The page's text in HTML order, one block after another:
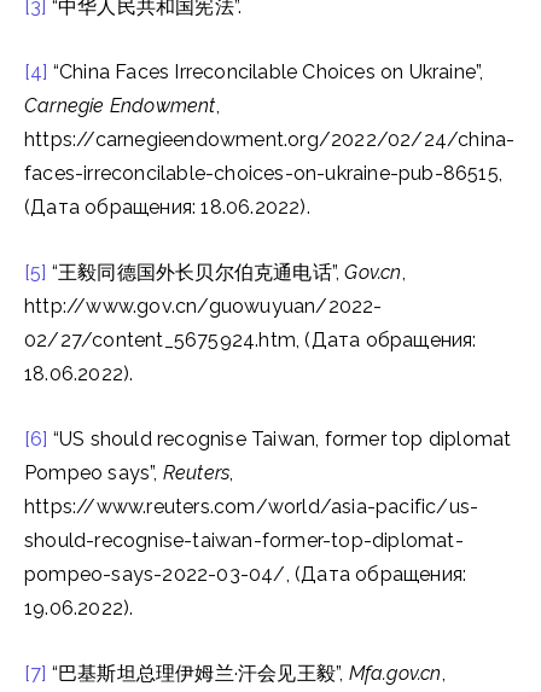
[3] “中华人民共和国宪法”.
[4] “China Faces Irreconcilable Choices on Ukraine”,
Carnegie Endowment,
https://carnegieendowment.org/2022/02/24/china-
faces-irreconcilable-choices-on-ukraine-pub-86515,
(Дата обращения: 18.06.2022).
[5] “王毅同德国外长贝尔伯克通电话”,Gov.cn,
http://www.gov.cn/guowuyuan/2022-
02/27/content_5675924.htm, (Дата обращения:
18.06.2022).
[6] “US should recognise Taiwan, former top diplomat
Pompeo says”, Reuters,
https://www.reuters.com/world/asia-pacific/us-
should-recognise-taiwan-former-top-diplomat-
pompeo-says-2022-03-04/, (Дата обращения:
19.06.2022).
[7] “巴基斯坦总理伊姆兰·汗会见王毅”, Mfa.gov.cn,